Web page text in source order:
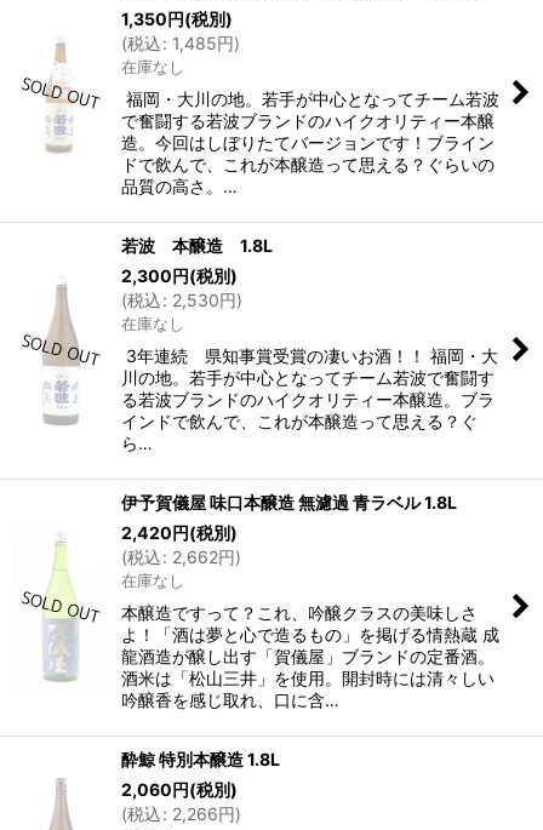
1,350円(税別)
(税込: 1,485円)
在庫なし
福岡・大川の地。若手が中心となってチーム若波
で奮闘する若波ブランドのハイクオリティー本醸
造。今回はしぼりたてバージョンです！ブライン
ドで飲んで、これが本醸造って思える？ぐらいの
品質の高さ。…
若波 本醸造 1.8L
2,300円(税別)
(税込: 2,530円)
在庫なし
3年連続 県知事賞受賞の凄いお酒！！ 福岡・大
川の地。若手が中心となってチーム若波で奮闘す
る若波ブランドのハイクオリティー本醸造。ブラ
インドで飲んで、これが本醸造って思える？ぐ
ら…
伊予賀儀屋 味口本醸造 無濾過 青ラベル 1.8L
2,420円(税別)
(税込: 2,662円)
在庫なし
本醸造ですって？これ、吟醸クラスの美味しさ
よ！「酒は夢と心で造るもの」を掲げる情熱蔵 成
龍酒造が醸し出す「賀儀屋」ブランドの定番酒。
酒米は「松山三井」を使用。開封時には清々しい
吟醸香を感じ取れ、口に含…
酔鯨 特別本醸造 1.8L
2,060円(税別)
(税込: 2,266円)